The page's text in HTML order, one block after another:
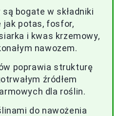
bogate w składniki
jak potas, fosfor,
i kwas krzemowy,
nawozem.
poprawia strukturę
źródłem
dla roślin.
do nawożenia